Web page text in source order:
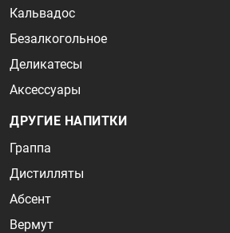
Кальвадос
Безалкогольное
Деликатесы
Аксессуары
ДРУГИЕ НАПИТКИ
Граппа
Дистилляты
Абсент
Вермут